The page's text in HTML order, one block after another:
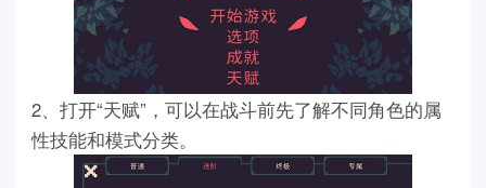
2、打开“天赋”，可以在战斗前先了解不同角色的属
性技能和模式分类。